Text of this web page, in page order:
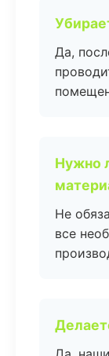
Да,
Нужно
Не
все